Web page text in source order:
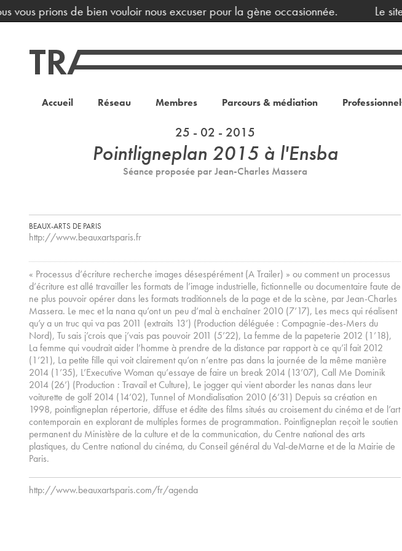
prions de bien vouloir nous excuser pour la gène occasionnée. Le
Accueil Réseau Membres Parcours & médiation
25 - 02 - 2015
Pointligneplan 2015 à l'Ensba
Séance proposée par Jean-Charles Massera
BEAUX-ARTS DE PARIS
http://www.beauxartsparis.fr
« Processus d’écriture recherche images désespérément (A Trailer) » ou comment un processus
d’écriture est allé travailler les formats de l’image industrielle, fictionnelle ou documentaire faute de
ne plus pouvoir opérer dans les formats traditionnels de la page et de la scène, par Jean-Charles
Massera. Le mec et la nana qu’ont un peu d’mal à enchaîner 2010 (7’17), Les mecs qui réalisent
qu’y a un truc qui va pas 2011 (extraits 13’) (Production déléguée : Compagnie-des-Mers du
Nord), Tu sais j’crois que j’vais pas pouvoir 2011 (5’22), La femme de la papeterie 2012 (1’18),
La femme qui voudrait aider l’homme à prendre de la distance par rapport à ce qu’il fait 2012
(1’21), La petite fille qui voit clairement qu’on n’entre pas dans la journée de la même manière
2014 (1’35), L’Executive Woman qu’essaye de faire un break 2014 (13’07), Call Me Dominik
2014 (26’) (Production : Travail et Culture), Le jogger qui vient aborder les nanas dans leur
voiturette de golf 2014 (14’02), Tunnel of Mondialisation 2010 (6’31) Depuis sa création en
1998, pointligneplan répertorie, diffuse et édite des films situés au croisement du cinéma et de l’art
contemporain en explorant de multiples formes de programmation. Pointligneplan reçoit le soutien
permanent du Ministère de la culture et de la communication, du Centre national des arts
plastiques, du Centre national du cinéma, du Conseil général du Val-deMarne et de la Mairie de
Paris.
http://www.beauxartsparis.com/fr/agenda